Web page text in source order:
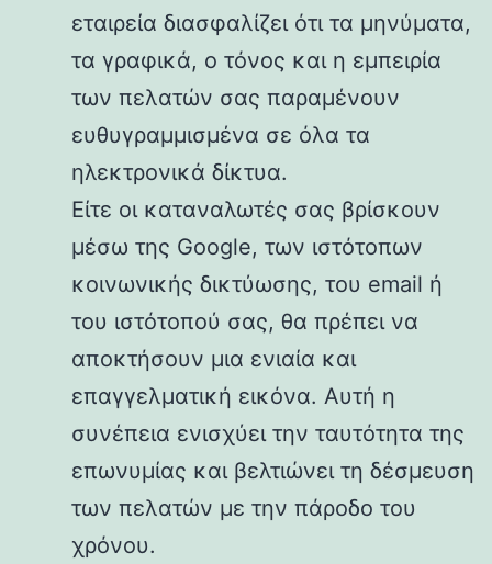
εταιρεία διασφαλίζει ότι τα μηνύματα,
τα γραφικά, ο τόνος και η εμπειρία
των πελατών σας παραμένουν
ευθυγραμμισμένα σε όλα τα
ηλεκτρονικά δίκτυα.
Είτε οι καταναλωτές σας βρίσκουν
μέσω της Google, των ιστότοπων
κοινωνικής δικτύωσης, του email ή
του ιστότοπού σας, θα πρέπει να
αποκτήσουν μια ενιαία και
επαγγελματική εικόνα. Αυτή η
συνέπεια ενισχύει την ταυτότητα της
επωνυμίας και βελτιώνει τη δέσμευση
των πελατών με την πάροδο του
χρόνου.